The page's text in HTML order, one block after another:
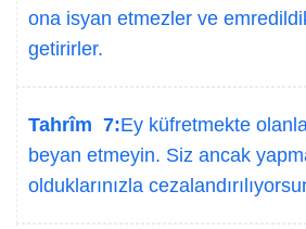
ona isyan etmezler ve
getirirler.
Tahrîm 7:Ey küfretmekte
beyan etmeyin. Siz ancak
olduklarınızla